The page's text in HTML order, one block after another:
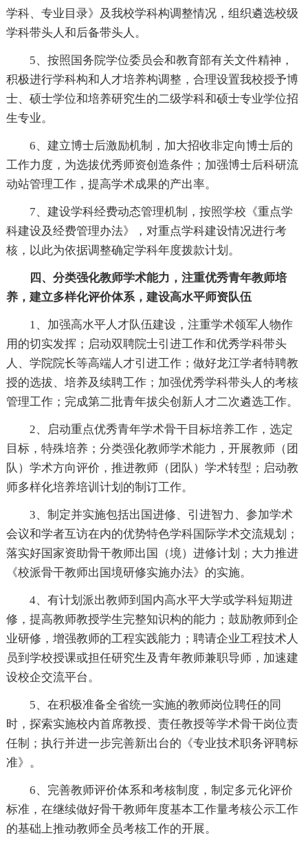
学科、专业目录》及我校学科构调整情况，组织遴选校级
学科带头人和后备带头人。
5、按照国务院学位委员会和教育部有关文件精神，
积极进行学科构和人才培养构调整，合理设置我校授予博
士、硕士学位和培养研究生的二级学科和硕士专业学位招
生专业。
6、建立博士后激励机制，加大招收非定向博士后的
工作力度，为选拔优秀师资创造条件；加强博士后科研流
动站管理工作，提高学术成果的产出率。
7、建设学科经费动态管理机制，按照学校《重点学
科建设及经费管理办法》，对重点学科建设情况进行考
核，以此为依据调整确定学科年度拨款计划。
四、分类强化教师学术能力，注重优秀青年教师培
养，建立多样化评价体系，建设高水平师资队伍
1、加强高水平人才队伍建设，注重学术领军人物作
用的切实发挥；启动双聘院士引进工作和优秀学科带头
人、学院院长等高端人才引进工作；做好龙江学者特聘教
授的选拔、培养及续聘工作；加强优秀学科带头人的考核
管理工作；完成第二批青年拔尖创新人才二次遴选工作。
2、启动重点优秀青年学术骨干目标培养工作，选定
目标，特殊培养；分类强化教师学术能力，开展教师（团
队）学术方向评价，推进教师（团队）学术转型；启动教
师多样化培养培训计划的制订工作。
3、制定并实施包括出国进修、引进智力、参加学术
会议和学者互访在内的优势特色学科国际学术交流规划；
落实好国家资助骨干教师出国（境）进修计划；大力推进
《校派骨干教师出国境研修实施办法》的实施。
4、有计划派出教师到国内高水平大学或学科短期进
修，提高教师教授学生完整知识构的能力；鼓励教师到企
业研修，增强教师的工程实践能力；聘请企业工程技术人
员到学校授课或担任研究生及青年教师兼职导师，加速建
设校企交流平台。
5、在积极准备全省统一实施的教师岗位聘任的同
时，探索实施校内首席教授、责任教授等学术骨干岗位责
任制；执行并进一步完善新出台的《专业技术职务评聘标
准》。
6、完善教师评价体系和考核制度，制定多元化评价
标准，在继续做好骨干教师年度基本工作量考核公示工作
的基础上推动教师全员考核工作的开展。